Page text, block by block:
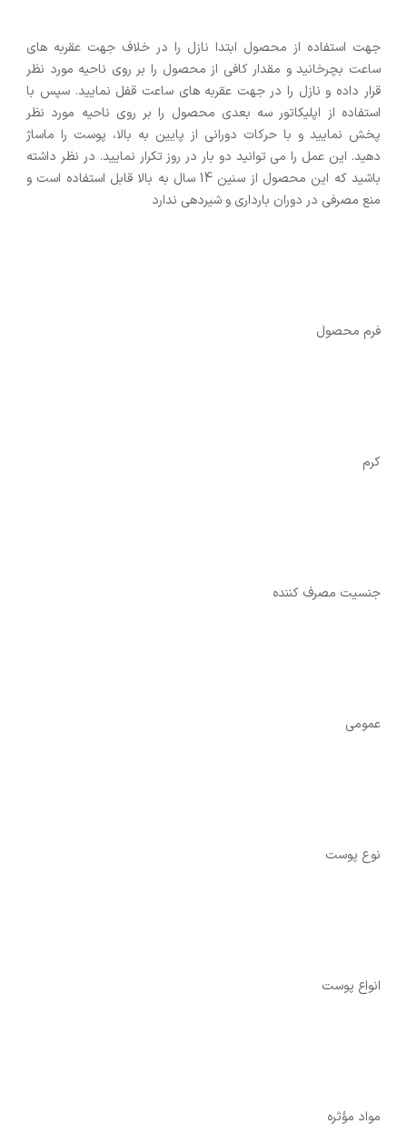
جهت استفاده از محصول ابتدا نازل را در خلاف جهت عقربه های
ساعت بچرخانید و مقدار کافی از محصول را بر روی ناحیه مورد نظر
قرار داده و نازل را در جهت عقربه های ساعت قفل نمایید. سپس با
استفاده از اپلیکاتور سه بعدی محصول را بر روی ناحیه مورد نظر
پخش نمایید و با حرکات دورانی از پایین به بالا، پوست را ماساژ
دهید. این عمل را می توانید دو بار در روز تکرار نمایید. در نظر داشته
باشید که این محصول از سنین 14 سال به بالا قابل استفاده است و
منع مصرفی در دوران بارداری و شیردهی ندارد
فرم محصول
کرم
جنسیت مصرف کننده
عمومی
نوع پوست
انواع پوست
مواد مؤثره